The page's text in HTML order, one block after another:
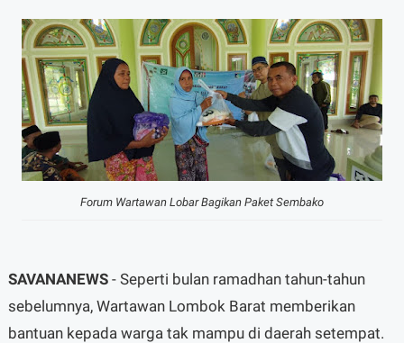
Forum Wartawan Lobar Bagikan Paket Sembako
SAVANANEWS- Seperti bulan ramadhan tahun-tahun
sebelumnya, Wartawan Lombok Barat memberikan
bantuan kepada warga tak mampu di daerah setempat.